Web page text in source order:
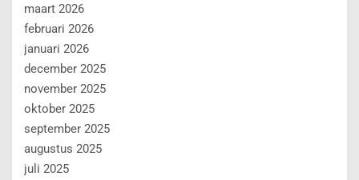
maart 2026
februari 2026
januari 2026
december 2025
november 2025
oktober 2025
september 2025
augustus 2025
juli 2025